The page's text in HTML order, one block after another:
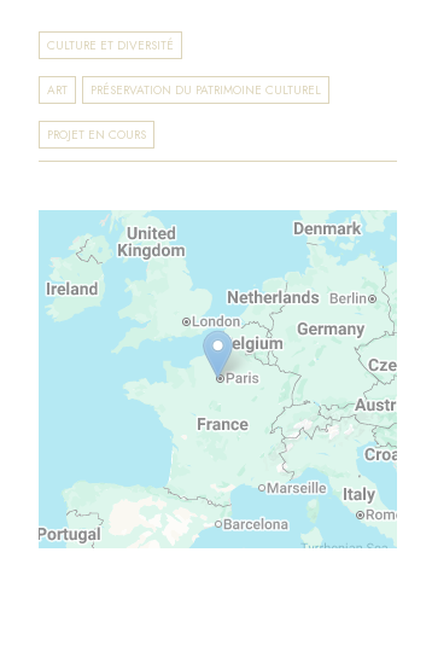
CULTURE ET DIVERSITÉ
ART PRÉSERVATION DU PATRIMOINE CULTUREL
PROJET EN COURS